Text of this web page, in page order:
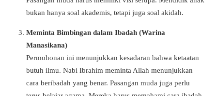
bukan hanya soal akademis, tetapi juga soal akidah.
Meminta Bimbingan dalam Ibadah (Warina
Manasikana)
Permohonan ini menunjukkan kesadaran bahwa ketaatan
butuh ilmu. Nabi Ibrahim meminta Allah menunjukkan
cara beribadah yang benar. Pasangan muda juga perlu